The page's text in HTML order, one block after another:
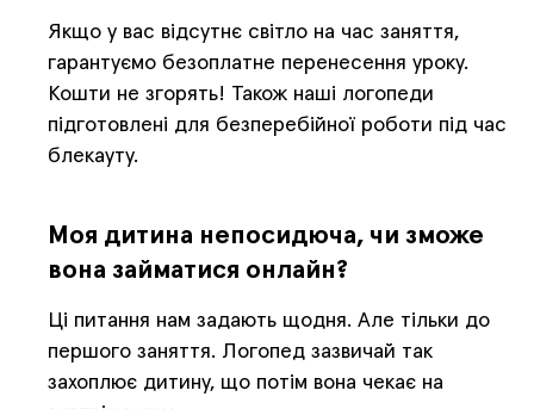
Якщо у вас відсутнє світло на час заняття,
гарантуємо безоплатне перенесення уроку.
Кошти не згорять! Також наші логопеди
підготовлені для безперебійної роботи під час
блекауту.
Моя дитина непосидюча, чи зможе
вона займатися онлайн?
Ці питання нам задають щодня. Але тільки до
першого заняття. Логопед зазвичай так
захоплює дитину, що потім вона чекає на